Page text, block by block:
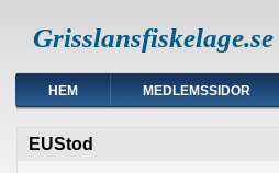
Grisslansfiskelage.se
HEM MEDLEMSSIDOR
EUStod